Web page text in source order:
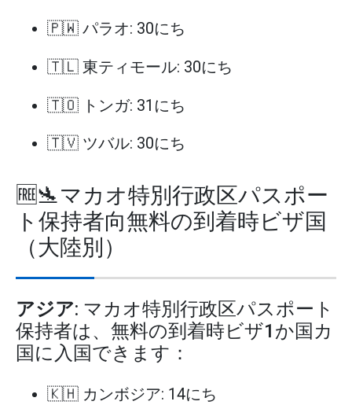
🇵🇼 パラオ: 30にち
🇹🇱 東ティモール: 30にち
🇹🇴 トンガ: 31にち
🇹🇻 ツバル: 30にち
🆓🛬マカオ特別行政区パスポー
ト保持者向無料の到着時ビザ国
（大陸別）
アジア: マカオ特別行政区パスポート
保持者は、無料の到着時ビザ1か国カ
国に入国できます：
🇰🇭 カンボジア: 14にち